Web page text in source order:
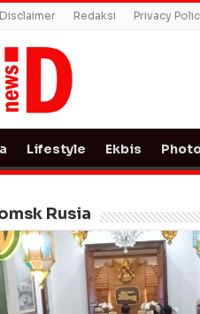
Disclaimer Redaksi Privacy
Lifestyle Ekbis
Rusia